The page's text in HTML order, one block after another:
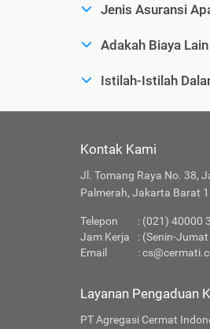
Jenis Asuransi
Adakah Biaya
Istilah-Istilah
Kontak Kami
Jl. Tomang Raya No. 38,
Palmerah, Jakarta Barat
Telepon
: (021) 40000
Jam Kerja
: (Senin-
Email
:
Layanan Pengaduan
PT Agregasi Cermat